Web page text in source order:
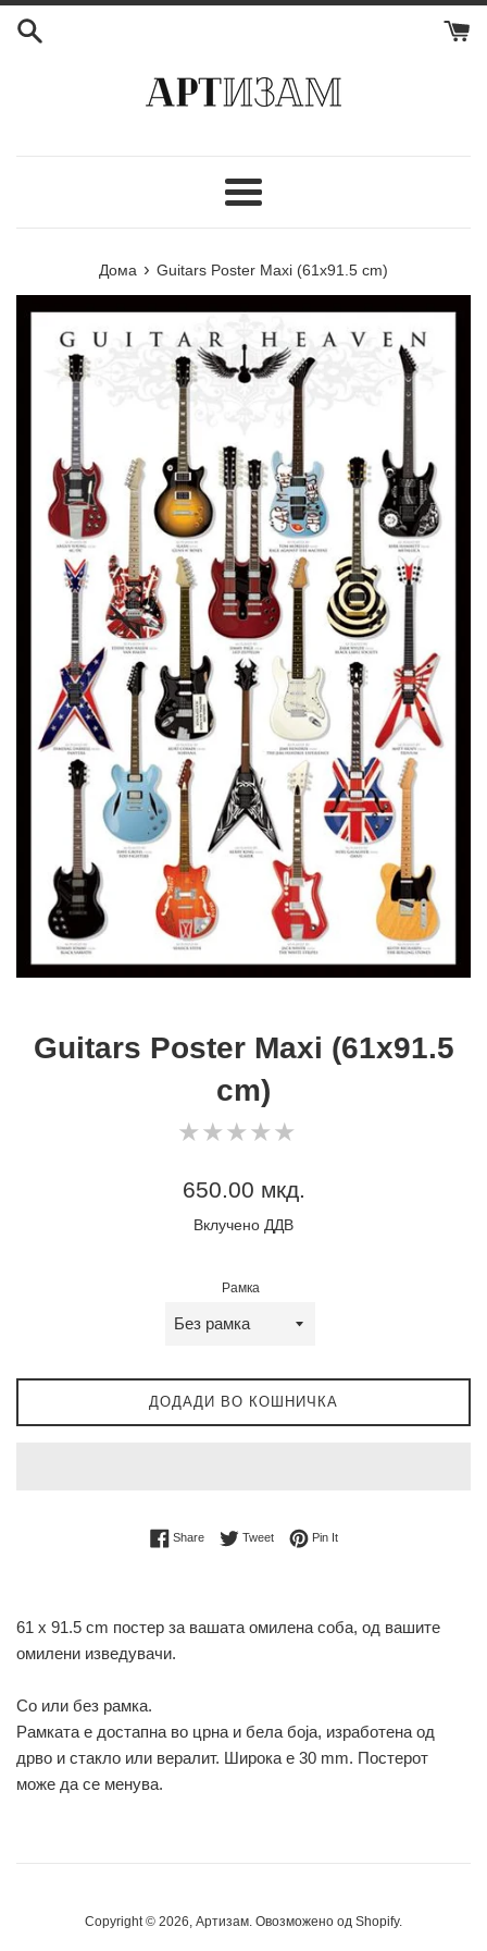
Мени
Дома › Guitars Poster Maxi (61x91.5 cm)
Guitars Poster Maxi (61x91.5
cm)
★★★★★
★★★★★
Регуларна
650.00 мкд.
Вклучено ДДВ
Рамка
ДОДАДИ ВО КОШНИЧКА
ShareShare on Facebook
TweetTweet on Twitter
Pin ItPin on Pinterest
61 x 91.5 cm постер за вашата омилена соба, од вашите
омилени изведувачи.
Со или без рамка.
Рамката е достапна во црна и бела боја, изработена од
дрво и стакло или вералит. Широка е 30 mm. Постерот
може да се менува.
Copyright © 2026, Артизам. Овозможено од Shopify.